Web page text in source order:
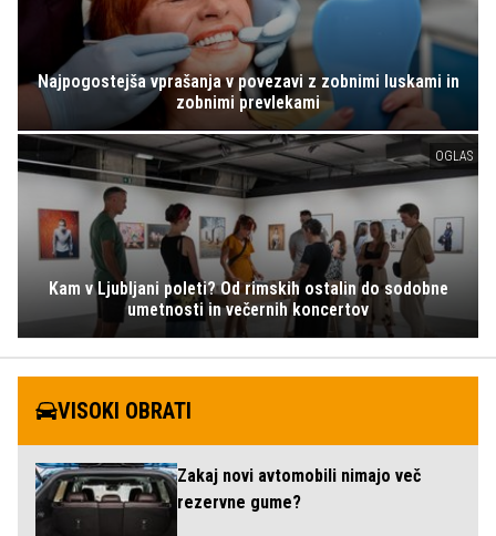
Najpogostejša vprašanja v povezavi z zobnimi luskami in
zobnimi prevlekami
OGLAS
Kam v Ljubljani poleti? Od rimskih ostalin do sodobne
umetnosti in večernih koncertov
VISOKI OBRATI
Zakaj novi avtomobili nimajo več
rezervne gume?